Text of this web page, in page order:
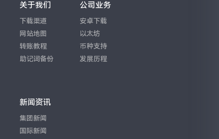
关于我们
下载渠道
网站地图
转账教程
助记词备份
公司业务
安卓下载
以太坊
币种支持
发展历程
新闻资讯
集团新闻
国际新闻